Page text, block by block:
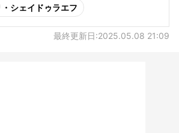
シェイドゥラエフ
最終更新日:2025.05.08 21:09